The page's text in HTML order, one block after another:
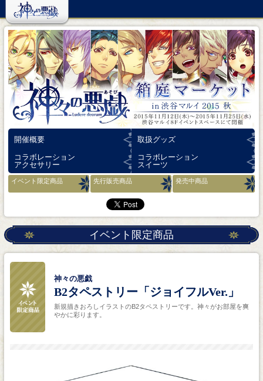
開催概要
取扱グッズ
コラボレーション
アクセサリー
コラボレーション
スイーツ
イベント限定商品 先行販売商品 発売中商品
イベント限定商品
神々の悪戯
B2タペストリー「ジョイフルVer.」
新規描きおろしイラストのB2タペストリーです。神々がお部屋を爽
やかに彩ります。